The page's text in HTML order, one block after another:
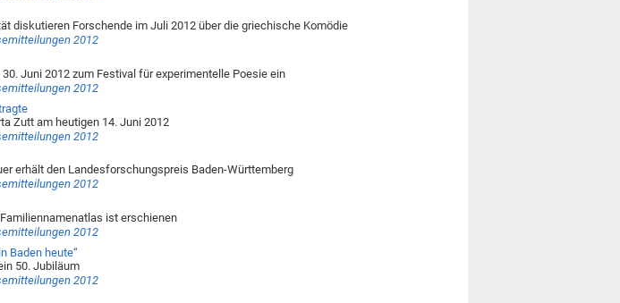
diskutieren Forschende im Juli 2012 über die griechische Komödie
2012
Juni 2012 zum Festival für experimentelle Poesie ein
2012
Zutt am heutigen 14. Juni 2012
2012
erhält den Landesforschungspreis Baden-Württemberg
2012
ist erschienen
2012
Baden heute“
50. Jubiläum
2012